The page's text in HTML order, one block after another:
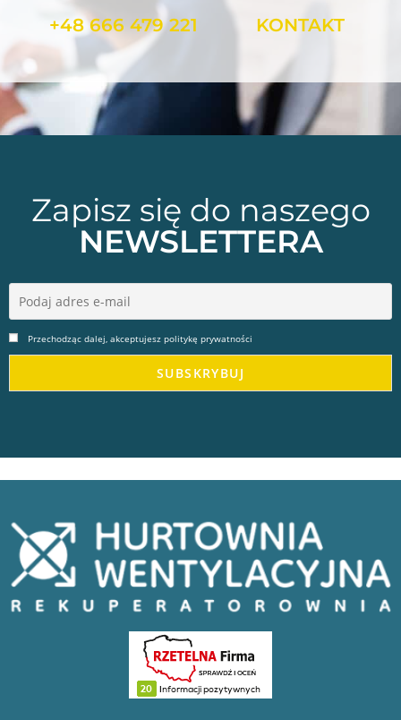
+48 666 479 221 KONTAKT
Zapisz się do naszego
NEWSLETTERA
Przechodząc dalej, akceptujesz politykę prywatności